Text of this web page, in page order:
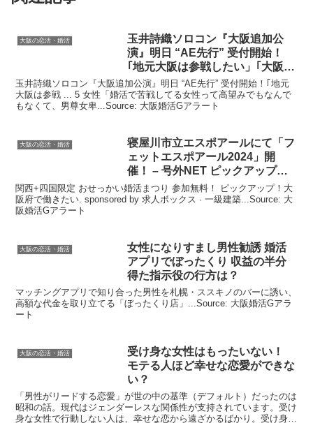
大阪の恋活・婚活 玉井詩織ソロコン『大阪追加公
演』明日 “AE先行” 受付開始！
｢地元大阪は参戦したい」｢ 大阪を
選ん …
玉井詩織ソロコン『大阪追加公演』明日 “AE先行” 受付開始！｢地元
大阪は参戦 ... 5 女性「婚活で苦戦してる女性って高望みでもなんで
もなくて、男尊女卑...Source: 大阪婚活Gアラート
大阪の恋活・婚活
寝屋川市立エスポアールにて「フ
ェットエスポアール2024」開
催！ – 号外NET ピックアップ！
大阪府
関西+四国限定 おせっかい婚活まつり 参加無料！ ピックアップ！大
阪府で働きたい. sponsored by 求人ボックス · 一級建築...Source: 大
阪婚活Gアラート
大阪の恋活・婚活 女性になりすまし男性勧誘婚活
アプリでぼったくり 収益の半分
得た指示役の行方は？
マッチングアプリで知り合った男性を札幌・ススキノのバーに誘い、
高額な代金を取り立てる「ぼったくり店」...Source: 大阪婚活Gアラ
ート
大阪の恋活・婚活
受け身な女性はもったいない！
モテる人ほど幸せな恋愛ができな
い？
「男性がリードする恋愛」が世の中の基準（デフォルト）だったのは
昭和の話。現代はジェンダーレスな関係性が支持されています。受け
身な女性で行動しない人は、幸せな恋から遠ざかるばかり。受け身を